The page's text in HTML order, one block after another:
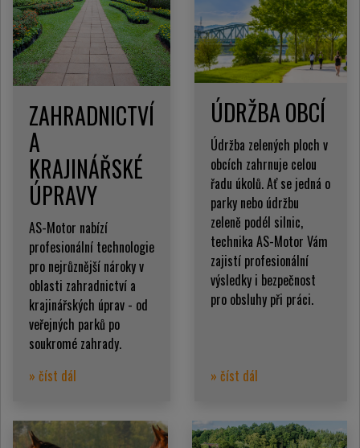
ZAHRADNICTVÍ
A
KRAJINÁŘSKÉ
ÚPRAVY
AS-Motor nabízí
profesionální technologie
pro nejrůznější nároky v
oblasti zahradnictví a
krajinářských úprav - od
veřejných parků po
soukromé zahrady.
» číst dál
ÚDRŽBA OBCÍ
Údržba zelených ploch v
obcích zahrnuje celou
řadu úkolů. Ať se jedná o
parky nebo údržbu
zeleně podél silnic,
technika AS-Motor Vám
zajistí profesionální
výsledky i bezpečnost
pro obsluhy při práci.
» číst dál